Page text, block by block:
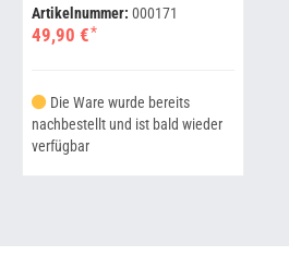
Artikelnummer: 000171
49,90 €*
Die Ware wurde bereits
nachbestellt und ist bald wieder
verfügbar